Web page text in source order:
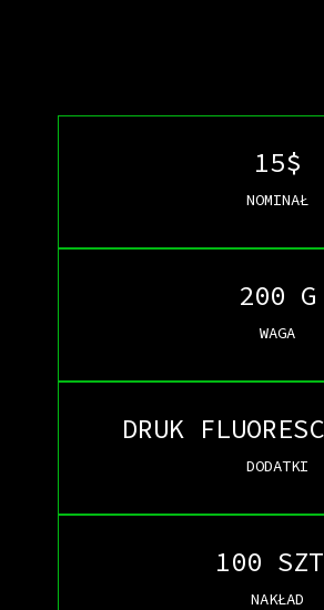
15$
NOMINAŁ
200 G
WAGA
DRUK
DODATKI
100
NAKŁAD